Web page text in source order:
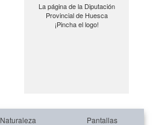
La página de la Diputación
Provincial de Huesca
¡Pincha el logo!
Naturaleza Pantallas